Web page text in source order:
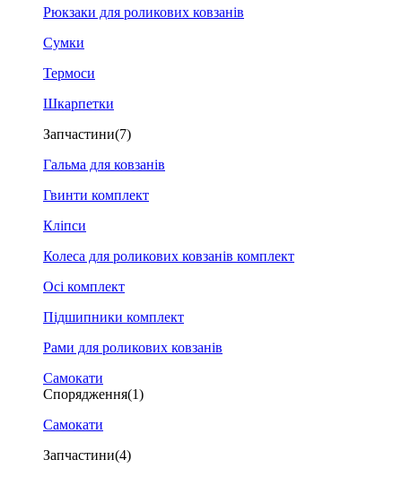
Рюкзаки для роликових ковзанів
Сумки
Термоси
Шкарпетки
Запчастини(7)
Гальма для ковзанів
Гвинти комплект
Кліпси
Колеса для роликових ковзанів комплект
Осі комплект
Підшипники комплект
Рами для роликових ковзанів
Самокати
Спорядження(1)
Самокати
Запчастини(4)